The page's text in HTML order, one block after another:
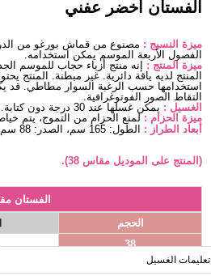
الفستان اخضر عفني
ميزة النسيج : مصنوع من قماش بورغو من
الفصول الأربعة الموسم يمكن استخدامه.
ميزة المنتج : إنه منتج أزياء حجاب للموسم
المنتج لديه ياقة دائرية. غير مبطنة.
استخدامها حسب الرغبة السوار مطاطي. قد
التقاط الصور الفوتوغرافية.
الغسيل : يمكن غسلها عند 30 درجة دون كتابة. (غسيل دقيق)
ميزة الحزام : لمنع الحزام من التموج، يتم
أبعاد الطراز : الطول: 165 سم، الصدر: 88 سم، الخصر68، الوركين: 99 سم، الوزن: 56 كغ
(المنتج على الموديل مقاس 38).
الفستان
الحجم
38
تعليمات الغسيل